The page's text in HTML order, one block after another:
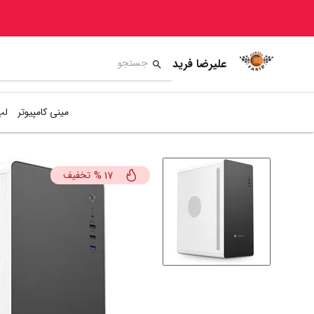
علیرضا فرید
مینی کامپیوتر
17
% تخفیف